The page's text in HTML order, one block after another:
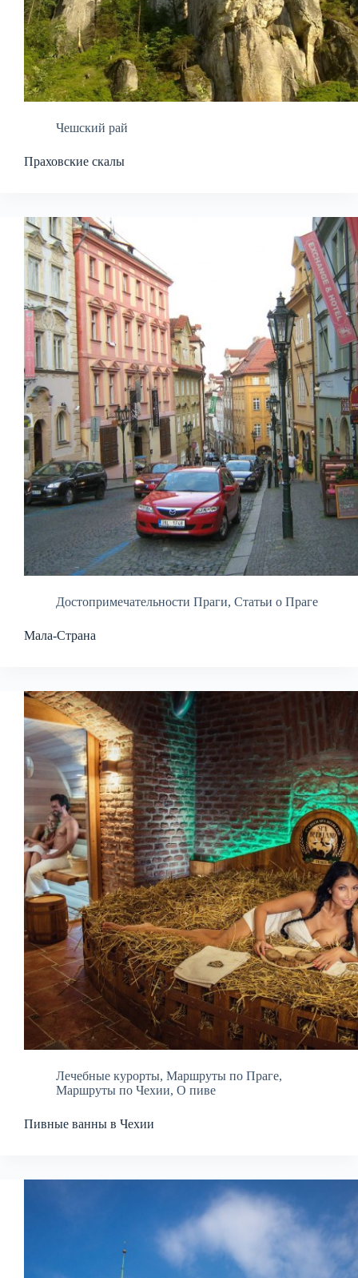
Чешский рай
Праховские скалы
Достопримечательности Праги, Статьи о Праге
Мала-Страна
Лечебные курорты, Маршруты по Праге,
Маршруты по Чехии, О пиве
Пивные ванны в Чехии